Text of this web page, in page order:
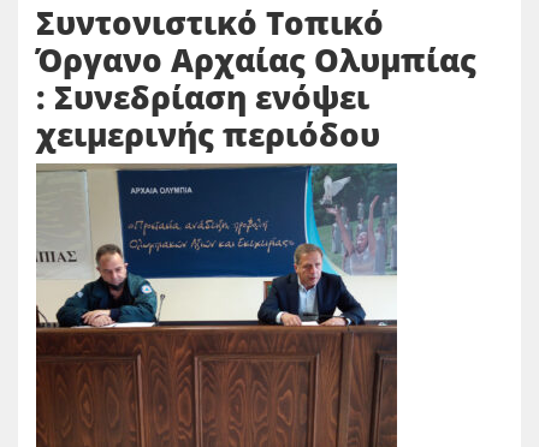
Συντονιστικό Τοπικό
Όργανο Αρχαίας Ολυμπίας
: Συνεδρίαση ενόψει
χειμερινής περιόδου